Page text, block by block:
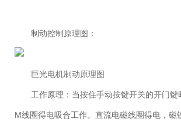
制动控制原理图：
巨光电机制动原理图
工作原理：当按住手动按键开关的开门键
M线圈得电吸合工作。直流电磁线圈得电，磁